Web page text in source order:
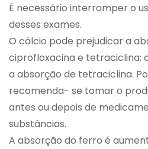
É necessário interromper o
desses exames.
O cálcio pode prejudicar a
ciprofloxacina e tetraciclina;
a absorção de tetraciclina.
recomenda- se tomar o
antes ou depois de
substâncias.
A absorção do ferro é